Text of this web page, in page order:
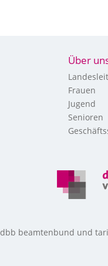
Über
Frauen
Jugend
Senioren
dbb beamtenbund und